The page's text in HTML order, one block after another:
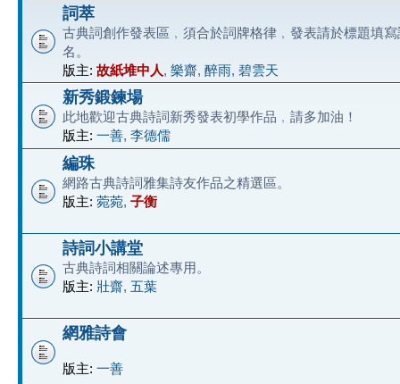
詞萃
古典詞創作發表區﹐須合於詞牌格律﹐發表請於標題填
名。
版主: 故紙堆中人, 樂齋, 醉雨, 碧雲天
新秀鍛鍊場
此地歡迎古典詩詞新秀發表初學作品﹐請多加油！
版主: 一善, 李德儒
編珠
網路古典詩詞雅集詩友作品之精選區。
版主: 菀菀, 子衡
詩詞小講堂
古典詩詞相關論述專用。
版主: 壯齋, 五葉
網雅詩會
版主: 一善